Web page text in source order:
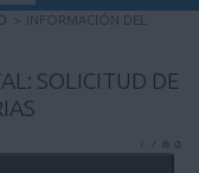
> INFORMACIÓN DEL
SOLICITUD DE